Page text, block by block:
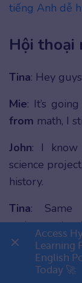
tiếng Anh dễ
Hội thoại
Tina: Hey
Mie: It’s
from math, I
John: I know
science
history.
Tina: Same
upcoming test.
: Yeah,
👉
Access
Learning
English
Today 🚀